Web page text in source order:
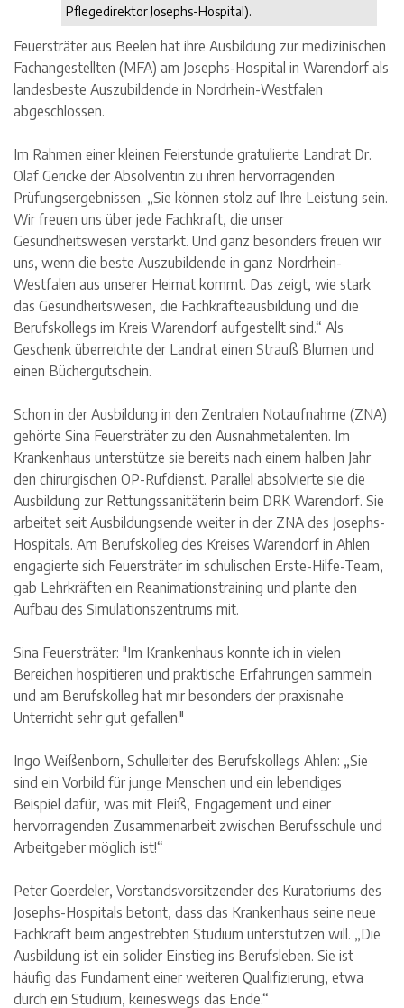
Pflegedirektor Josephs-Hospital).
Feuersträter aus Beelen hat ihre Ausbildung zur medizinischen
Fachangestellten (MFA) am Josephs-Hospital in Warendorf als
landesbeste Auszubildende in Nordrhein-Westfalen
abgeschlossen.
Im Rahmen einer kleinen Feierstunde gratulierte Landrat Dr.
Olaf Gericke der Absolventin zu ihren hervorragenden
Prüfungsergebnissen. „Sie können stolz auf Ihre Leistung sein.
Wir freuen uns über jede Fachkraft, die unser
Gesundheitswesen verstärkt. Und ganz besonders freuen wir
uns, wenn die beste Auszubildende in ganz Nordrhein-
Westfalen aus unserer Heimat kommt. Das zeigt, wie stark
das Gesundheitswesen, die Fachkräfteausbildung und die
Berufskollegs im Kreis Warendorf aufgestellt sind.“ Als
Geschenk überreichte der Landrat einen Strauß Blumen und
einen Büchergutschein.
Schon in der Ausbildung in den Zentralen Notaufnahme (ZNA)
gehörte Sina Feuersträter zu den Ausnahmetalenten. Im
Krankenhaus unterstütze sie bereits nach einem halben Jahr
den chirurgischen OP-Rufdienst. Parallel absolvierte sie die
Ausbildung zur Rettungssanitäterin beim DRK Warendorf. Sie
arbeitet seit Ausbildungsende weiter in der ZNA des Josephs-
Hospitals. Am Berufskolleg des Kreises Warendorf in Ahlen
engagierte sich Feuersträter im schulischen Erste-Hilfe-Team,
gab Lehrkräften ein Reanimationstraining und plante den
Aufbau des Simulationszentrums mit.
Sina Feuersträter: "Im Krankenhaus konnte ich in vielen
Bereichen hospitieren und praktische Erfahrungen sammeln
und am Berufskolleg hat mir besonders der praxisnahe
Unterricht sehr gut gefallen."
Ingo Weißenborn, Schulleiter des Berufskollegs Ahlen: „Sie
sind ein Vorbild für junge Menschen und ein lebendiges
Beispiel dafür, was mit Fleiß, Engagement und einer
hervorragenden Zusammenarbeit zwischen Berufsschule und
Arbeitgeber möglich ist!“
Peter Goerdeler, Vorstandsvorsitzender des Kuratoriums des
Josephs-Hospitals betont, dass das Krankenhaus seine neue
Fachkraft beim angestrebten Studium unterstützen will. „Die
Ausbildung ist ein solider Einstieg ins Berufsleben. Sie ist
häufig das Fundament einer weiteren Qualifizierung, etwa
durch ein Studium, keineswegs das Ende.“